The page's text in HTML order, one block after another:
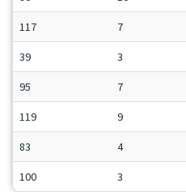
117 7
39 3
95 7
119 9
83 4
100 3